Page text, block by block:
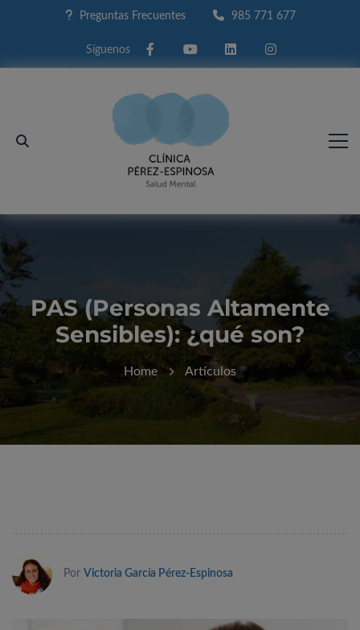
Preguntas Frecuentes 985 771 677
FacebookYoutube LinkedinInstagram
PAS (Personas Altamente
Sensibles): ¿qué son?
Home Artículos
Por Victoria García Pérez-Espinosa